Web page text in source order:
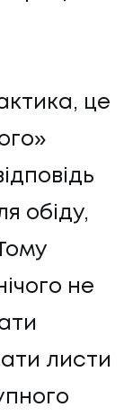
це
обіду,
не
листи